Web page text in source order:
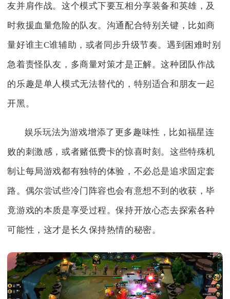
友并肩作战。这个模式下要互相分享装备和英雄，及
时救援血量危险的队友。沟通配合特别关键，比如商
量好谁主C谁辅助，或者同步升级节奏。遇到困难时别
急着责怪队友，多商量对策才是正解。这种团队作战
的乐趣是单人模式无法替代的，特别适合和朋友一起
开黑。
娱乐玩法为游戏增添了更多趣味性，比如福星连
败的刺激感，或者赌低费卡的惊喜时刻。这些特殊机
制让每局游戏都有独特的体验，不必总是追求固定套
路。偶尔尝试些冷门阵容也会有意想不到的收获，毕
竟游戏的本质是享受过程。保持开放心态去探索各种
可能性，这才是长久保持热情的秘密。